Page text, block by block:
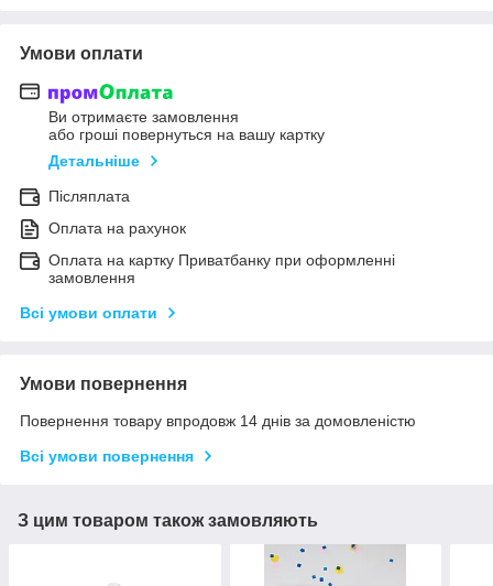
Умови оплати
Ви отримаєте замовлення
або гроші повернуться на вашу картку
Детальніше
Післяплата
Оплата на рахунок
Оплата на картку Приватбанку при оформленні
замовлення
Всі умови оплати
Умови повернення
Повернення товару впродовж 14 днів за домовленістю
Всі умови повернення
З цим товаром також замовляють